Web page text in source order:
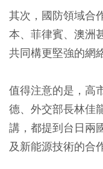
其次，國防領域合
本、菲律賓、澳洲
共同構更堅強的網
值得注意的是，高
德、外交部長林佳
講，都提到台日兩
及新能源技術的合作